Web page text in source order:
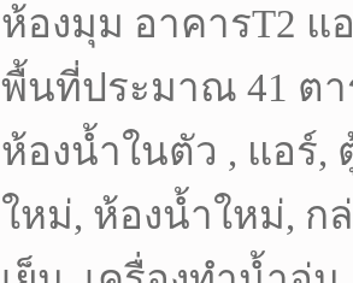
ห้องมุม อาคารT2 แ
พื้นที่ประมาณ 41 ตา
ห้องน้ำในตัว , แอร์,
ใหม่, ห้องน้ำใหม่, ก